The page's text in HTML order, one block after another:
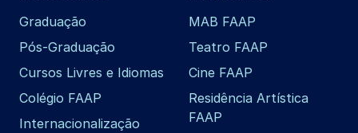
Graduação
Pós-Graduação
Cursos Livres e Idiomas
Colégio FAAP
Internacionalização
MAB FAAP
Teatro FAAP
Cine FAAP
Residência Artística
FAAP